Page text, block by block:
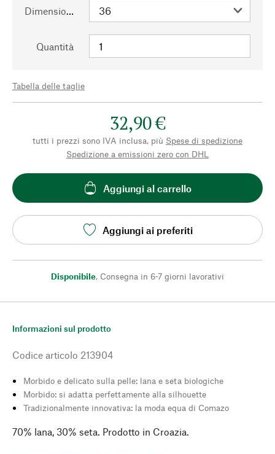
Dimensioni
Quantità
Tabella delle taglie
32,90 €
tutti i prezzi sono IVA inclusa, più Spese di spedizione
Spedizione a emissioni zero con DHL
Aggiungi al carrello
Aggiungi ai preferiti
Disponibile, Consegna in 6-7 giorni lavorativi
Informazioni sul prodotto
Codice articolo 213904
Morbido e delicato sulla pelle: lana e seta biologiche
Morbido: si adatta perfettamente alla silhouette
Tradizionalmente innovativa: la moda equa di Comazo
70% lana, 30% seta. Prodotto in Croazia.